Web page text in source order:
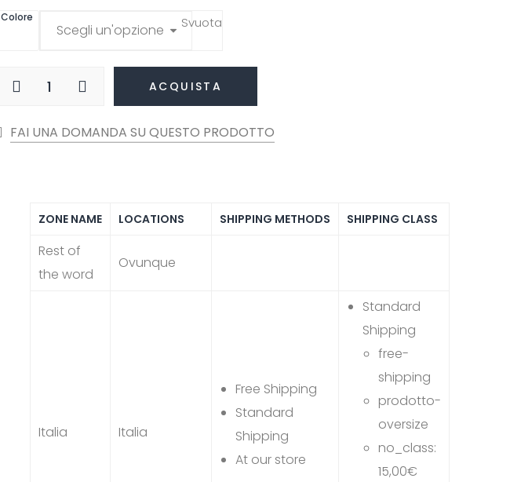
Colore Svuota
ACQUISTA
ZONE NAME LOCATIONS SHIPPING METHODS SHIPPING CLASS
Rest of
the word
Ovunque
Italia Italia
Free Shipping
Standard
Shipping
At our store
Standard
Shipping
free-
shipping
prodotto-
oversize
no_class:
15,00€